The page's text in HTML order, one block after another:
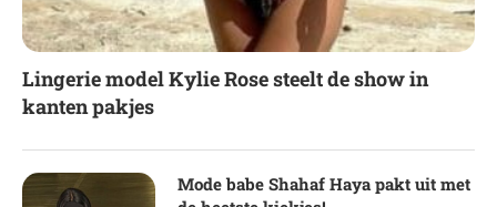
Lingerie model Kylie Rose steelt de show in
kanten pakjes
Mode babe Shahaf Haya pakt uit met